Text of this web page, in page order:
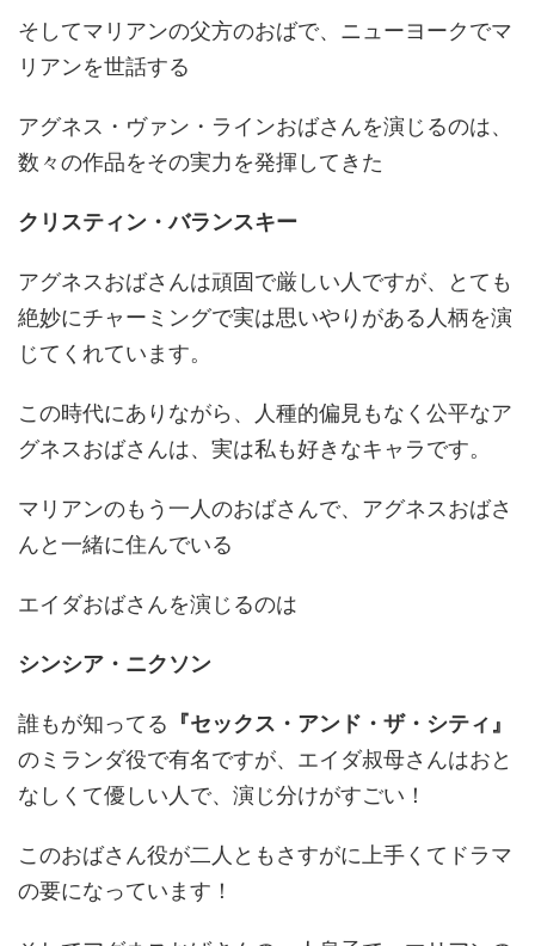
そしてマリアンの父方のおばで、ニューヨークでマ
リアンを世話する
アグネス・ヴァン・ラインおばさんを演じるのは、
数々の作品をその実力を発揮してきた
クリスティン・バランスキー
アグネスおばさんは頑固で厳しい人ですが、とても
絶妙にチャーミングで実は思いやりがある人柄を演
じてくれています。
この時代にありながら、人種的偏見もなく公平なア
グネスおばさんは、実は私も好きなキャラです。
マリアンのもう一人のおばさんで、アグネスおばさ
んと一緒に住んでいる
エイダおばさんを演じるのは
シンシア・ニクソン
誰もが知ってる 『セックス・アンド・ザ・シティ』
のミランダ役で有名ですが、エイダ叔母さんはおと
なしくて優しい人で、演じ分けがすごい！
このおばさん役が二人ともさすがに上手くてドラマ
の要になっています！